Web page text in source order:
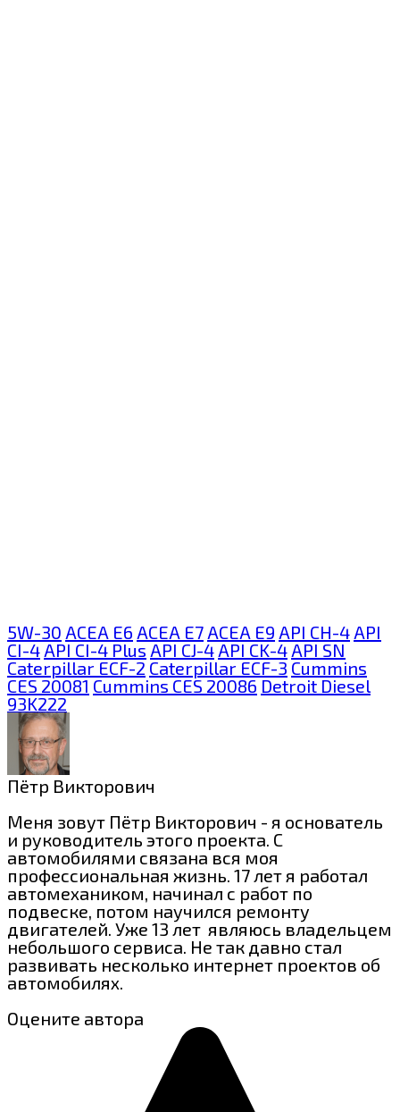
5W-30 ACEA E6 ACEA E7 ACEA E9 API CH-4 API
CI-4 API CI-4 Plus API CJ-4 API CK-4 API SN
Caterpillar ECF-2 Caterpillar ECF-3 Cummins
CES 20081 Cummins CES 20086 Detroit Diesel
93K222
Пётр Викторович
Меня зовут Пётр Викторович - я основатель
и руководитель этого проекта. С
автомобилями связана вся моя
профессиональная жизнь. 17 лет я работал
автомехаником, начинал с работ по
подвеске, потом научился ремонту
двигателей. Уже 13 лет являюсь владельцем
небольшого сервиса. Не так давно стал
развивать несколько интернет проектов об
автомобилях.
Оцените автора